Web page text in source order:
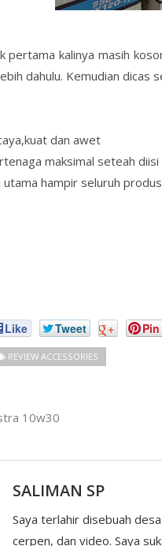
pertama kalinya masih
dahulu. Kemudian dicas
dan awet
maksimal seteah diisi
utama hampir seluruh
Like Tweet +
REVIEW ACCESSORIES
10w30
SALIMAN SP
Saya terlahir disebuah
cerpen, dan video. Saya